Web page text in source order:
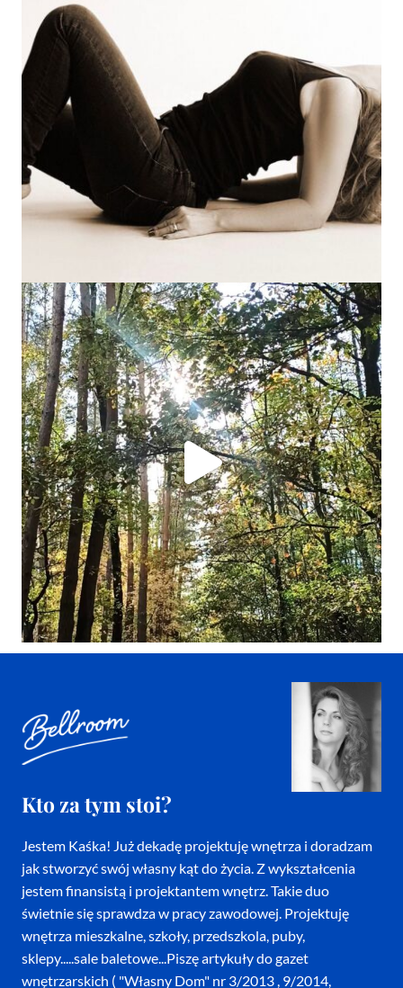
Kto za tym stoi?
Jestem Kaśka! Już dekadę projektuję wnętrza i doradzam
jak stworzyć swój własny kąt do życia. Z wykształcenia
jestem finansistą i projektantem wnętrz. Takie duo
świetnie się sprawdza w pracy zawodowej. Projektuję
wnętrza mieszkalne, szkoły, przedszkola, puby,
sklepy.....sale baletowe...Piszę artykuły do gazet
wnętrzarskich ( "Własny Dom" nr 3/2013 , 9/2014,